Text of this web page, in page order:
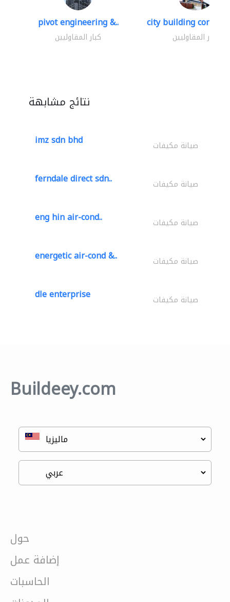
pivot engineering &..
كبار المقاوليين
city building
كبار المقاوليين
نتائج مشابهة
imz sdn bhd صيانة مكيفات
ferndale direct sdn.. صيانة مكيفات
eng hin air-cond.. صيانة مكيفات
energetic air-cond &.. صيانة مكيفات
dle enterprise صيانة مكيفات
Buildeey.com
حول
إضافة عمل
الحاسبات